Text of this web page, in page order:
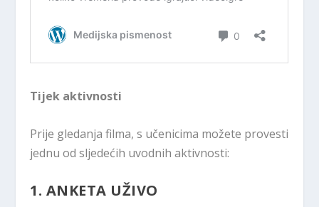
Tijek aktivnosti
Prije gledanja filma, s učenicima možete provesti
jednu od sljedećih uvodnih aktivnosti:
1. ANKETA UŽIVO